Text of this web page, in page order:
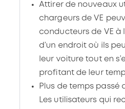
Attirer de nouveaux
chargeurs de VE
conducteurs de VE à
d’un endroit où ils
leur voiture tout en
profitant de leur
Plus de temps passé
Les utilisateurs qui